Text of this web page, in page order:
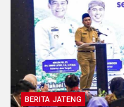
BERITA JATENG